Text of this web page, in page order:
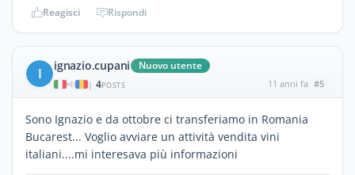
Reagisci Rispondi
I ignazio.cupani Nuovo utente
| 4POSTS 11 anni fa #5
Sono Ignazio e da ottobre ci transferiamo in Romania
Bucarest... Voglio avviare un attività vendita vini
italiani....mi interesava più informazioni